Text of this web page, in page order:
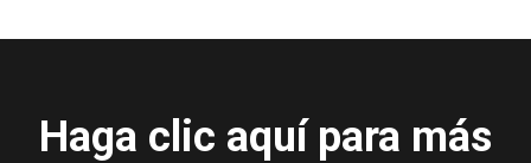
Haga clic aquí para más